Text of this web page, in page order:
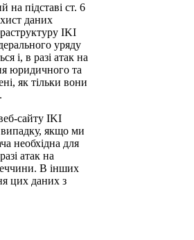
на підставі ст. 6
даних
IKI
уряду
і, в разі атак на
юридичного та
як тільки вони
сайту IKI
випадку, якщо ми
необхідна для
атак на
В інших
цих даних з